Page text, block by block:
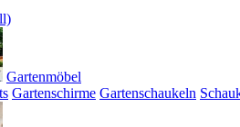
Gartenmöbel
Gartenschirme Gartenschaukeln